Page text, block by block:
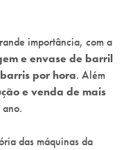
importância, com a
e envase de barril
por hora. Além
e venda de mais
das máquinas da